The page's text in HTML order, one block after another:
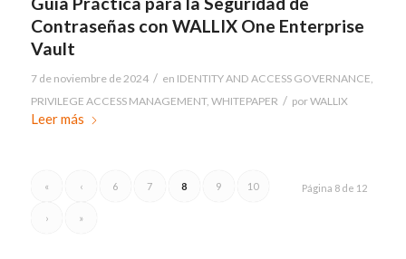
Contraseñas con WALLIX One Enterprise
Vault
7 de noviembre de 2024 / en IDENTITY AND ACCESS GOVERNANCE
PRIVILEGE ACCESS MANAGEMENT, WHITEPAPER / porWALLIX
Leer más
Página 8 de 12
« ‹ 6 7 8 9 10
› »